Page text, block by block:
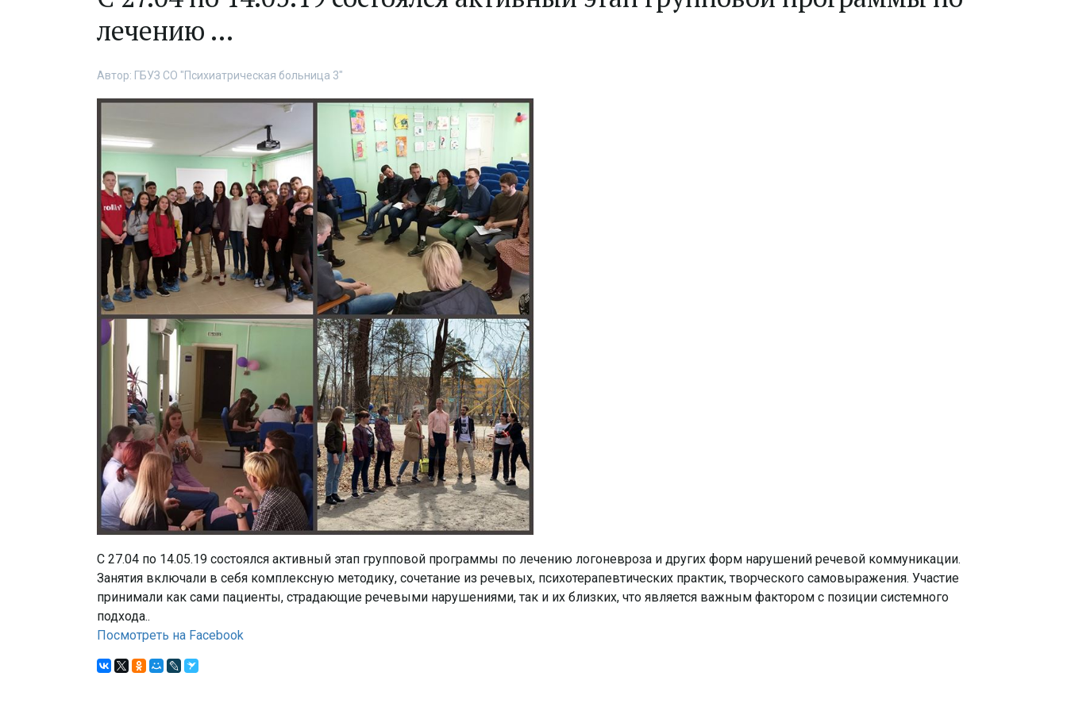
лечению ...
Автор: ГБУЗ СО "Психиатрическая больница 3"
C 27.04 по 14.05.19 состоялся активный этап групповой программы по лечению логоневроза и других форм нарушений речевой коммуникации.
Занятия включали в себя комплексную методику, сочетание из речевых, психотерапевтических практик, творческого самовыражения. Участие
принимали как сами пациенты, страдающие речевыми нарушениями, так и их близких, что является важным фактором с позиции системного
подхода..
Посмотреть на Facebook